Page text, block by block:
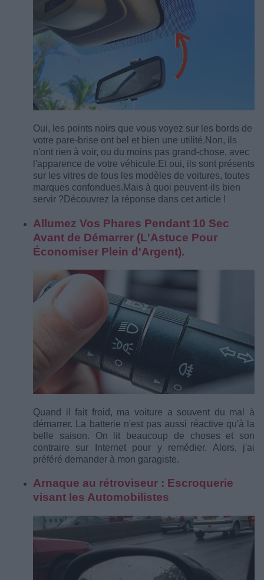
Oui, les points noirs que vous voyez sur les bords de
votre pare-brise ont bel et bien une utilité. Non, ils
n'ont rien à voir, ou du moins pas grand-chose, avec
l'apparence de votre véhicule. Et oui, ils sont présents
sur les vitres de tous les modèles de voitures, toutes
marques confondues. Mais à quoi peuvent-ils bien
servir ? Découvrez la réponse dans cet article !
Allumez Vos Phares Pendant 10 Sec
Avant de Démarrer (L'Astuce Pour
Économiser Plein d'Argent).
Quand il fait froid, ma voiture a souvent du mal à
démarrer. La batterie n'est pas aussi réactive qu'à la
belle saison. On lit beaucoup de choses et son
contraire sur Internet pour y remédier. Alors, j'ai
préféré demander à mon garagiste.
Arnaque au rétroviseur : Escroquerie
visant les Automobilistes